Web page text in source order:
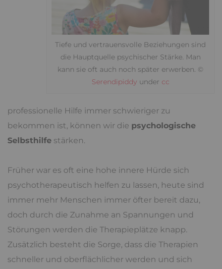
Tiefe und vertrauensvolle Beziehungen sind
die Hauptquelle psychischer Stärke. Man
kann sie oft auch noch später erwerben. ©
Serendipiddy under cc
professionelle Hilfe immer schwieriger zu
bekommen ist, können wir die psychologische
Selbsthilfe stärken.
Früher war es oft eine hohe innere Hürde sich
psychotherapeutisch helfen zu lassen, heute sind
immer mehr Menschen immer öfter bereit dazu,
doch durch die Zunahme an Spannungen und
Störungen werden die Therapieplätze knapp.
Zusätzlich besteht die Sorge, dass die Therapien
schneller und oberflächlicher werden und sich